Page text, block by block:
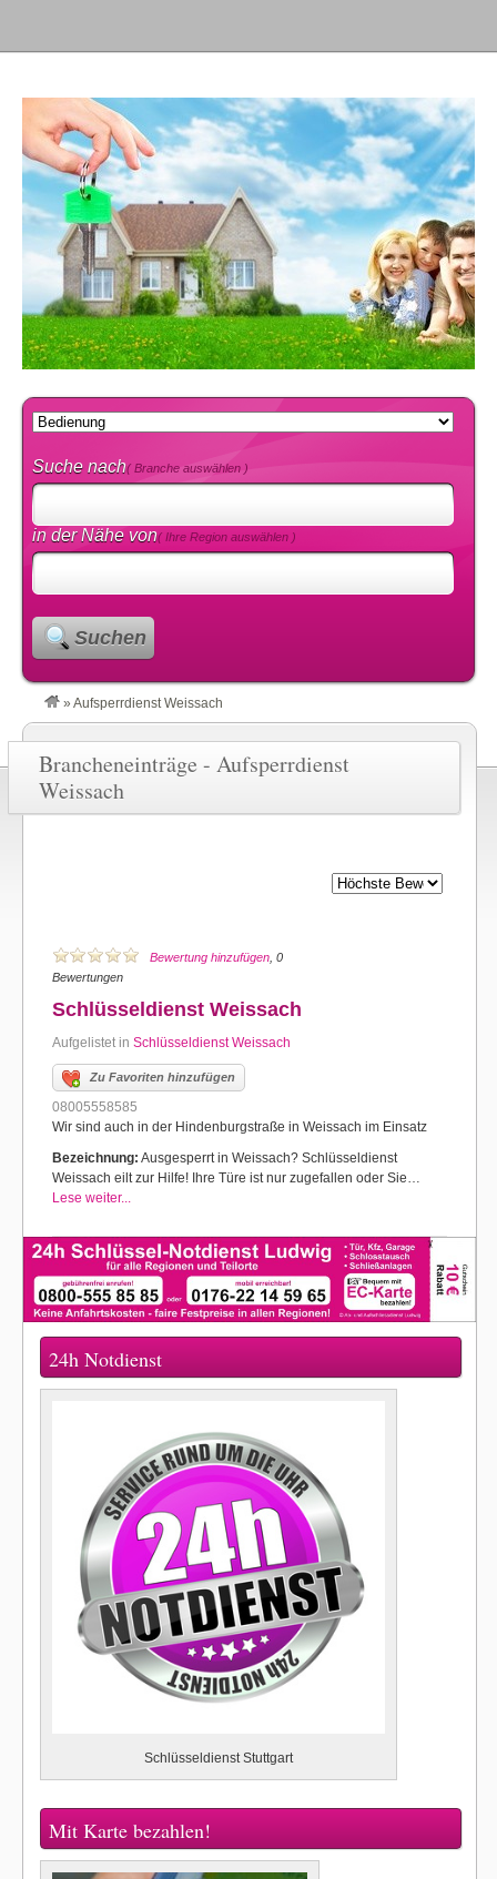
Suche nach( Branche auswählen )
in der Nähe von( Ihre Region auswählen )
Suchen
» Aufsperrdienst Weissach
Brancheneinträge - Aufsperrdienst
Weissach
Bewertung hinzufügen , 0
Bewertungen
Schlüsseldienst Weissach
Aufgelistet in Schlüsseldienst Weissach
Zu Favoriten hinzufügen
08005558585
Wir sind auch in der Hindenburgstraße in Weissach im Einsatz
Bezeichnung: Ausgesperrt in Weissach? Schlüsseldienst
Weissach eilt zur Hilfe! Ihre Türe ist nur zugefallen oder Sie…
Lese weiter...
24h Notdienst
Schlüsseldienst Stuttgart
Mit Karte bezahlen!